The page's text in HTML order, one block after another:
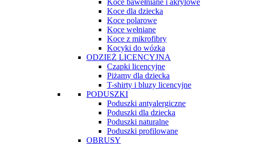
Koce bawełniane i akrylowe
Koce dla dziecka
Koce polarowe
Koce wełniane
Koce z mikrofibry
Kocyki do wózka
ODZIEŻ LICENCYJNA
Czapki licencyjne
Piżamy dla dziecka
T-shirty i bluzy licencyjne
PODUSZKI
Poduszki antyalergiczne
Poduszki dla dziecka
Poduszki naturalne
Poduszki profilowane
OBRUSY